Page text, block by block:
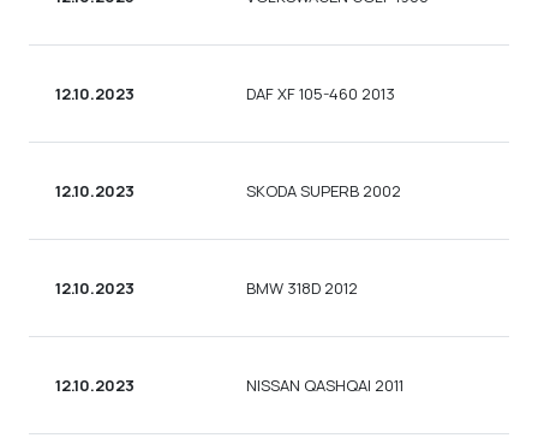
12.10.2023 DAF XF 105-460 2013
12.10.2023 SKODA SUPERB 2002
12.10.2023 BMW 318D 2012
12.10.2023 NISSAN QASHQAI 2011